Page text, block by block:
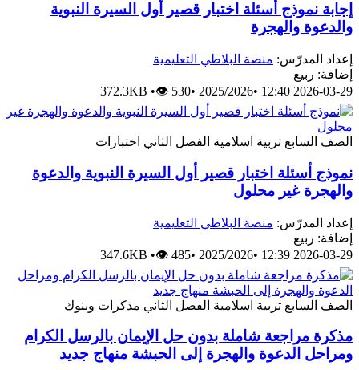
نموذج أسئلة اختبار قصير أول السيرة النبوية
والهجرة
المدرّس: منصة البلاطي التعليمية
ربيع
2026-03-29
•
2025/2026
•
372.3KB •👁 530
السابع تربية اسلامية الفصل الثاني اختبارات
أسئلة اختبار قصير أول السيرة النبوية والدعوة
غير محلول
المدرّس: منصة البلاطي التعليمية
ربيع
2026-03-29
•
2025/2026
•
347.6KB •👁 485
السابع تربية اسلامية الفصل الثاني مذكرات وبنوك
مراجعة شاملة بدون حل الإيمان بالرسل الكرام
الدعوة والهجرة إلى الحبشة منهاج جديد